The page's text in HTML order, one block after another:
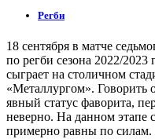
Регби
18 сентября в матче
по регби сезона 2022/
сыграет на столичном
«Металлургом». Говорить
явный статус фаворита,
неверно. На данном этапе
примерно равны по силам.